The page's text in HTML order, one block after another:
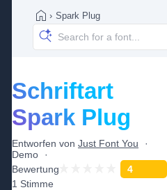
› Spark Plug
Schriftart
Spark Plug
Entworfen von Just Font You
Demo
Bewertung
4
1 Stimme